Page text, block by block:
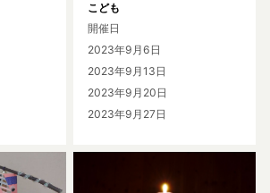
こども
開催日
2023年9月6日
2023年9月13日
2023年9月20日
2023年9月27日